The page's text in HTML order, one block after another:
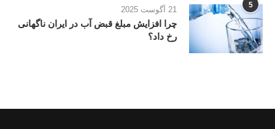
5 21 آگوست 2025
چرا افزایش مبلغ قبض آب در ایران ناگهانی
رخ داد؟